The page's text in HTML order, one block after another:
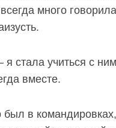
много
стала учиться с
вместе.
в